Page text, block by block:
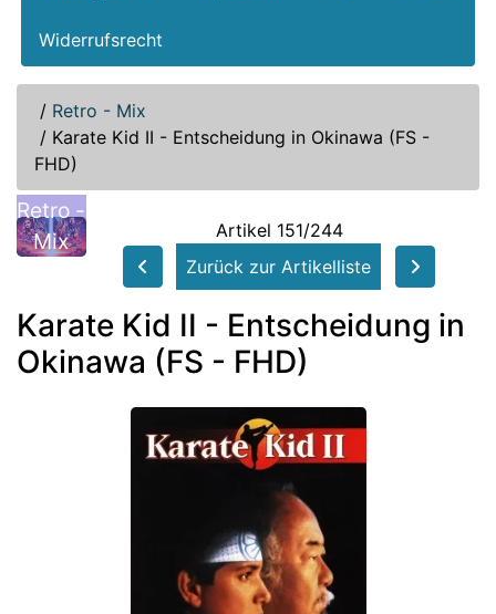
Widerrufsrecht
/ Retro - Mix
/ Karate Kid II - Entscheidung in Okinawa (FS -
FHD)
Retro -
Mix
Artikel 151/244
Zurück zur Artikelliste
Karate Kid II - Entscheidung in
Okinawa (FS - FHD)